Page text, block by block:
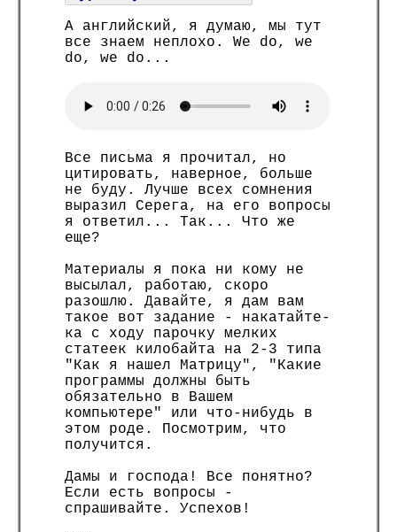
А английский, я думаю, мы тут
все знаем неплохо. We do, we
do, we do...
Все письма я прочитал, но
цитировать, наверное, больше
не буду. Лучше всех сомнения
выразил Серега, на его вопросы
я ответил... Так... Что же
еще?
Материалы я пока ни кому не
высылал, работаю, скоро
разошлю. Давайте, я дам вам
такое вот задание - накатайте-
ка с ходу парочку мелких
статеек килобайта на 2-3 типа
"Как я нашел Матрицу", "Какие
программы должны быть
обязательно в Вашем
компьютере" или что-нибудь в
этом роде. Посмотрим, что
получится.
Дамы и господа! Все понятно?
Если есть вопросы -
спрашивайте. Успехов!